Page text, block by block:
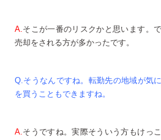
A.そこが一番のリスクかと思います。
売却をされる方が多かったです。
Q.そうなんですね。転勤先の地域が気
を買うこともできますね。
A.そうですね。実際そういう方もけっ